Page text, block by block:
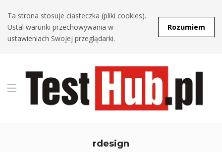
Ta strona stosuje ciasteczka (pliki cookies).
Ustal warunki przechowywania w
ustawieniach Swojej przeglądarki.
Rozumiem
rdesign